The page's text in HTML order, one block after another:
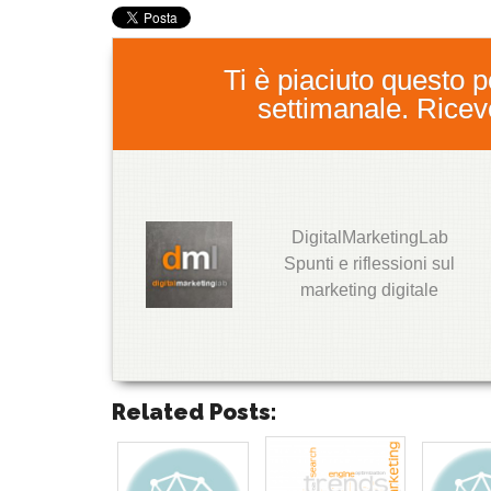
Ti è piaciuto questo
settimanale.
T
w
it
t
G
o
l
e
DigitalMarketingLab
Spunti e riflessioni sul
marketing digitale
Related Posts:
T
T T